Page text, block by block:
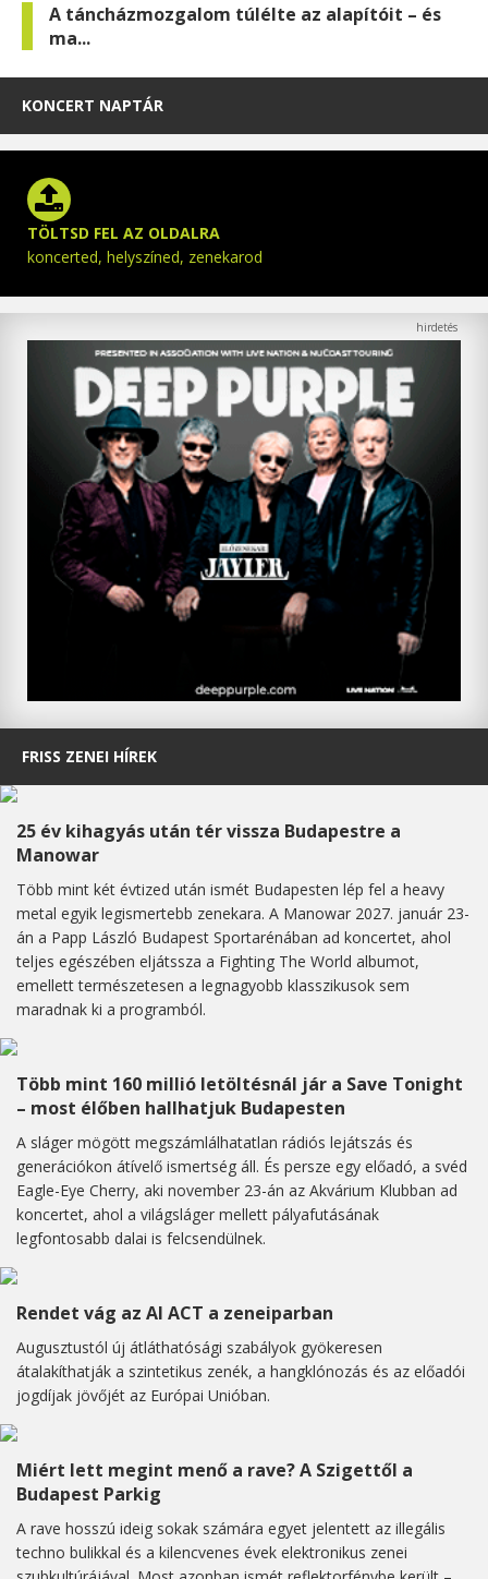
A táncházmozgalom túlélte az alapítóit – és
ma...
KONCERT NAPTÁR
TÖLTSD FEL AZ OLDALRA
koncerted, helyszíned, zenekarod
FRISS ZENEI HÍREK
25 év kihagyás után tér vissza Budapestre a
Manowar
Több mint két évtized után ismét Budapesten lép fel a heavy
metal egyik legismertebb zenekara. A Manowar 2027. január 23-
án a Papp László Budapest Sportarénában ad koncertet, ahol
teljes egészében eljátssza a Fighting The World albumot,
emellett természetesen a legnagyobb klasszikusok sem
maradnak ki a programból.
Több mint 160 millió letöltésnál jár a Save Tonight
– most élőben hallhatjuk Budapesten
A sláger mögött megszámlálhatatlan rádiós lejátszás és
generációkon átívelő ismertség áll. És persze egy előadó, a svéd
Eagle-Eye Cherry, aki november 23-án az Akvárium Klubban ad
koncertet, ahol a világsláger mellett pályafutásának
legfontosabb dalai is felcsendülnek.
Rendet vág az AI ACT a zeneiparban
Augusztustól új átláthatósági szabályok gyökeresen
átalakíthatják a szintetikus zenék, a hangklónozás és az előadói
jogdíjak jövőjét az Európai Unióban.
Miért lett megint menő a rave? A Szigettől a
Budapest Parkig
A rave hosszú ideig sokak számára egyet jelentett az illegális
techno bulikkal és a kilencvenes évek elektronikus zenei